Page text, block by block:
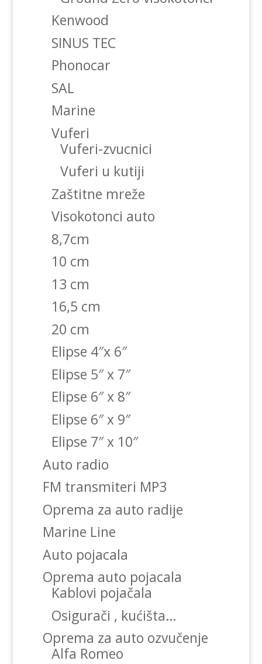
Kenwood
SINUS TEC
Phonocar
SAL
Marine
Vuferi
Vuferi-zvucnici
Vuferi u kutiji
Zaštitne mreže
Visokotonci auto
8,7cm
10 cm
13 cm
16,5 cm
20 cm
Elipse 4″x 6″
Elipse 5″ x 7″
Elipse 6″ x 8″
Elipse 6″ x 9″
Elipse 7″ x 10″
Auto radio
FM transmiteri MP3
Oprema za auto radije
Marine Line
Auto pojacala
Oprema auto pojacala
Kablovi pojačala
Osigurači , kućišta…
Oprema za auto ozvučenje
Alfa Romeo